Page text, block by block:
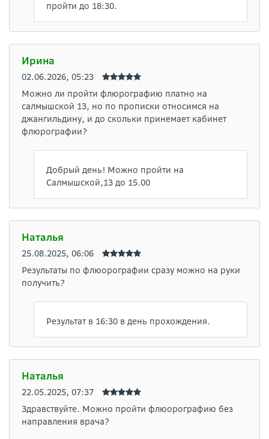
пройти до 18:30.
Ирина
02.06.2026, 05:23
Можно ли пройти флюрографию платно на
салмышской 13, но по прописки относимся на
джангильдину, и до скольки принемает кабинет
флюрографии?
Добрый день! Можно пройти на
Салмышской,13 до 15.00
Наталья
25.08.2025, 06:06
Результаты по флюорографии сразу можно на руки
получить?
Результат в 16:30 в день прохождения.
Наталья
22.05.2025, 07:37
Здравствуйте. Можно пройти флюорографию без
направления врача?